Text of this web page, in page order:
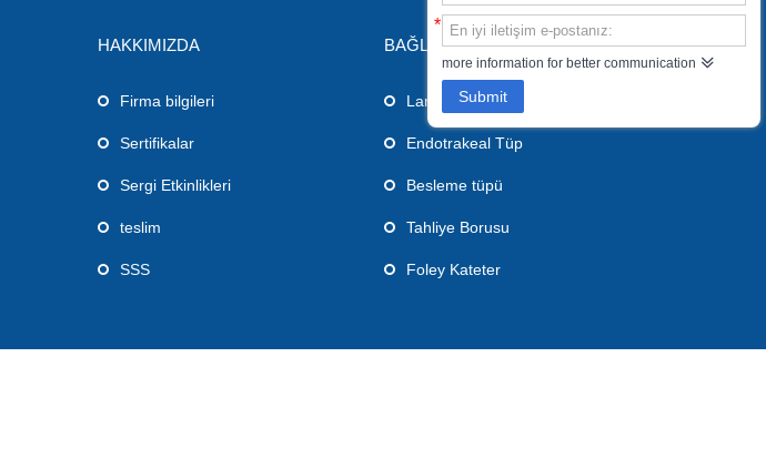
*
more information for better communication
Submit
HAKKIMIZDA
Firma bilgileri
Sertifikalar
Sergi Etkinlikleri
teslim
SSS
BAĞLANTILAR
Laringeal Maske Havayolu
Endotrakeal Tüp
Besleme tüpü
Tahliye Borusu
Foley Kateter